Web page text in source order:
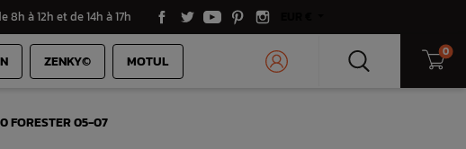
à 12h et de 14h à 17h
ZENKY© MOTUL 0
FORESTER 05-07